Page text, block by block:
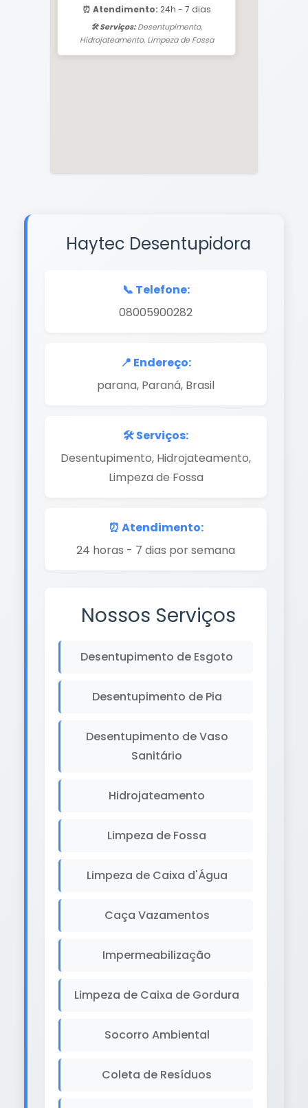
⏰ Atendimento: 24h - 7 dias
🛠️ Serviços:Desentupimento,
Hidrojateamento, Limpeza de Fossa
Haytec Desentupidora
📞 Telefone:
08005900282
📍 Endereço:
parana, Paraná, Brasil
🛠️ Serviços:
Desentupimento, Hidrojateamento,
Limpeza de Fossa
⏰ Atendimento:
24 horas - 7 dias por semana
Nossos Serviços
Desentupimento de Esgoto
Desentupimento de Pia
Desentupimento de Vaso
Sanitário
Hidrojateamento
Limpeza de Fossa
Limpeza de Caixa d'Água
Caça Vazamentos
Impermeabilização
Limpeza de Caixa de Gordura
Socorro Ambiental
Coleta de Resíduos